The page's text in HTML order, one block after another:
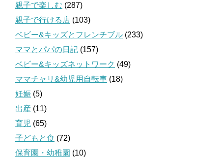
親子で楽しむ (287)
親子で行ける店 (103)
ベビー&キッズとフレンチブル (233)
ママとパパの日記 (157)
ベビー&キッズネットワーク (49)
ママチャリ&幼児用自転車 (18)
妊娠 (5)
出産 (11)
育児 (65)
子どもと食 (72)
保育園・幼稚園 (10)